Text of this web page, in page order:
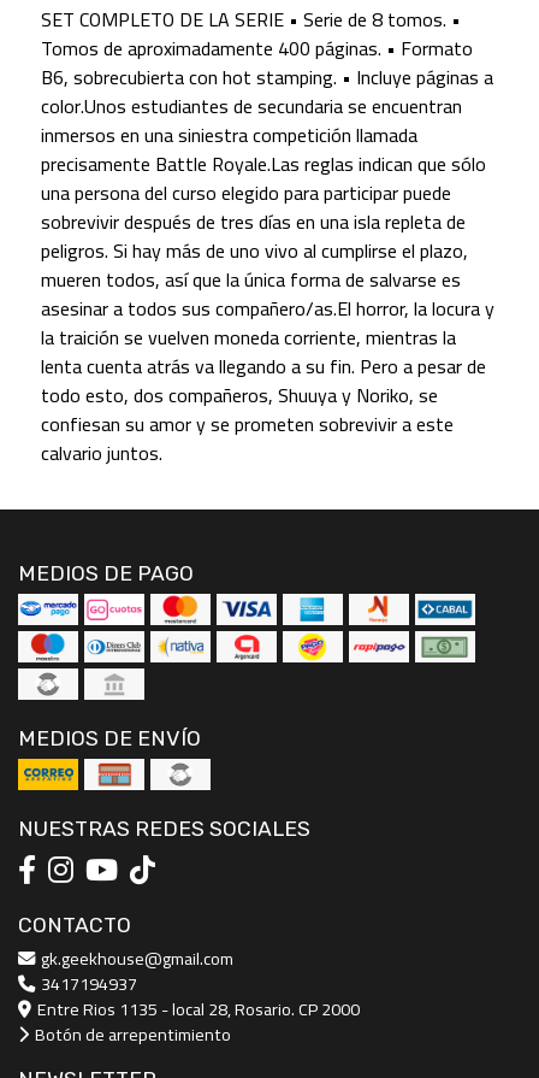
SET COMPLETO DE LA SERIE • Serie de 8 tomos. •
Tomos de aproximadamente 400 páginas. • Formato
B6, sobrecubierta con hot stamping. • Incluye páginas a
color.Unos estudiantes de secundaria se encuentran
inmersos en una siniestra competición llamada
precisamente Battle Royale.Las reglas indican que sólo
una persona del curso elegido para participar puede
sobrevivir después de tres días en una isla repleta de
peligros. Si hay más de uno vivo al cumplirse el plazo,
mueren todos, así que la única forma de salvarse es
asesinar a todos sus compañero/as.El horror, la locura y
la traición se vuelven moneda corriente, mientras la
lenta cuenta atrás va llegando a su fin. Pero a pesar de
todo esto, dos compañeros, Shuuya y Noriko, se
confiesan su amor y se prometen sobrevivir a este
calvario juntos.
MEDIOS DE PAGO
MEDIOS DE ENVÍO
NUESTRAS REDES SOCIALES
CONTACTO
gk.geekhouse@gmail.com
3417194937
Entre Rios 1135 - local 28, Rosario. CP 2000
Botón de arrepentimiento